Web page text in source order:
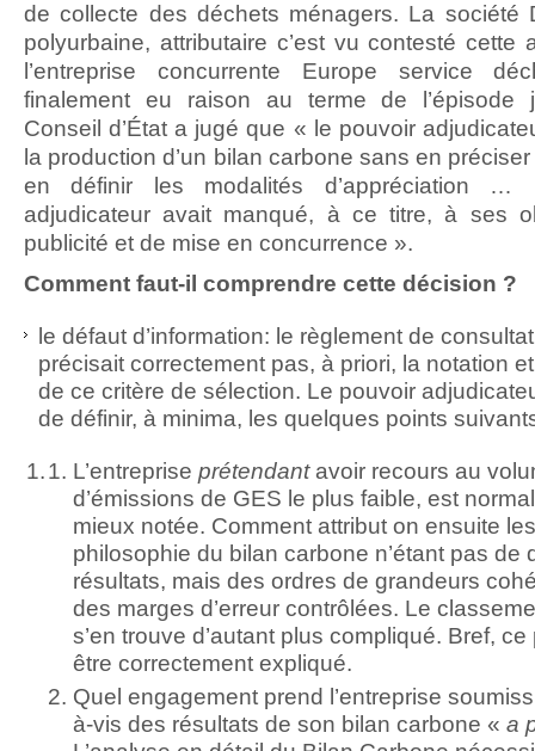
de collecte des déchets ménagers. La société
polyurbaine, attributaire c’est vu contesté cette
l’entreprise concurrente Europe service
finalement eu raison au terme de l’épisode
Conseil d’État a jugé que « le pouvoir
la production d’un bilan carbone sans en
en définir les modalités d’appréciation
adjudicateur avait manqué, à ce titre, à ses
publicité et de mise en concurrence ».
Comment faut-il comprendre cette décision ?
le défaut d’information: le règlement de
précisait correctement pas, à priori, la notation
de ce critère de sélection. Le pouvoir
de définir, à minima, les quelques points
L’entreprise prétendantavoir recours au
d’émissions de GES le plus faible, est
mieux notée. Comment attribut on ensuite
philosophie du bilan carbone n’étant pas de
résultats, mais des ordres de grandeurs
des marges d’erreur contrôlées. Le
s’en trouve d’autant plus compliqué. Bref, ce
être correctement expliqué.
Quel engagement prend l’entreprise
à-vis des résultats de son bilan carbone « a